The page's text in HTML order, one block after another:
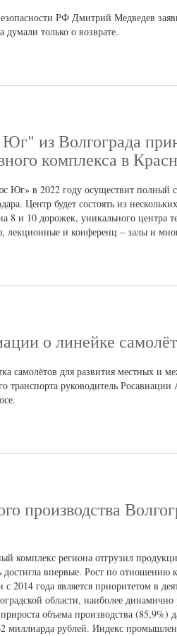
РФ Дмитрий Медведев
думали только о возврате.
из Волгограда
комплекса в
в 2022 году осуществит полный
Центр будет состоять из
8 и 10 дорожек, уникального центра
лекционные и конференц – залы и
о линейке
самолётов для развития местных и
транспорта руководитель
производства
комплекс региона отгрузил
достигла впервые. Рост по
2014 года является приоритетом в
области, наиболее
объема производства
рублей. Индекс